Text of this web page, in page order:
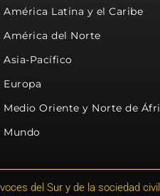
América Latina y el Caribe
América del Norte
Asia-Pacífico
Europa
Medio Oriente y Norte de
Mundo
del Sur y de la sociedad